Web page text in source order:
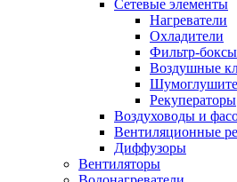
Сетевые элементы
Нагреватели
Охладители
Фильтр-боксы
Воздушные
Рекуператоры
Воздуховоды и
Вентиляционные
Диффузоры
Вентиляторы